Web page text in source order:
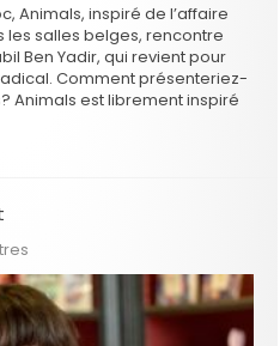
Animals, inspiré de l’affaire
les salles belges, rencontre
Ben Yadir, qui revient pour
Comment présenteriez-
Animals est librement inspiré